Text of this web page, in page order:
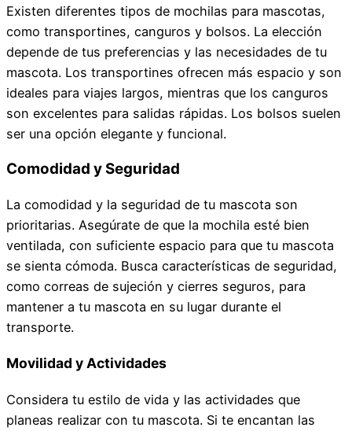
Existen diferentes tipos de mochilas para mascotas,
como transportines, canguros y bolsos. La elección
depende de tus preferencias y las necesidades de tu
mascota. Los transportines ofrecen más espacio y son
ideales para viajes largos, mientras que los canguros
son excelentes para salidas rápidas. Los bolsos suelen
ser una opción elegante y funcional.
Comodidad y Seguridad
La comodidad y la seguridad de tu mascota son
prioritarias. Asegúrate de que la mochila esté bien
ventilada, con suficiente espacio para que tu mascota
se sienta cómoda. Busca características de seguridad,
como correas de sujeción y cierres seguros, para
mantener a tu mascota en su lugar durante el
transporte.
Movilidad y Actividades
Considera tu estilo de vida y las actividades que
planeas realizar con tu mascota. Si te encantan las